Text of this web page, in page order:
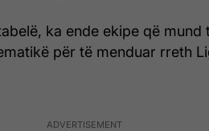
ka ende ekipe që mund
për të menduar rreth